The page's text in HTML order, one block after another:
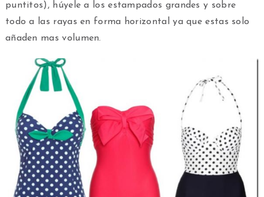
puntitos), húyele a los estampados grandes y sobre
todo a las rayas en forma horizontal ya que estas solo
añaden mas volumen.